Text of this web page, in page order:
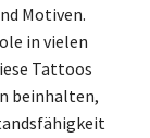
Motiven.
in vielen
Tattoos
beinhalten,